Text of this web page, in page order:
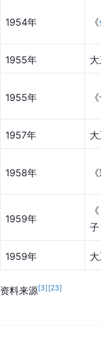
1954年 《
1955年
1955年
1957年
1958年
1959年
1959年
资料来源[3] [23]